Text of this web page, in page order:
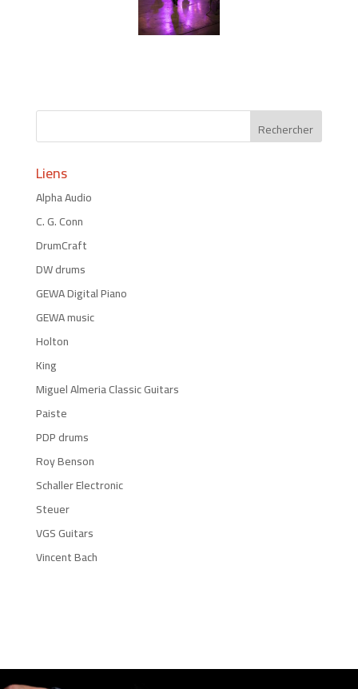
Liens
Alpha Audio
C. G. Conn
DrumCraft
DW drums
GEWA Digital Piano
GEWA music
Holton
King
Miguel Almeria Classic Guitars
Paiste
PDP drums
Roy Benson
Schaller Electronic
Steuer
VGS Guitars
Vincent Bach